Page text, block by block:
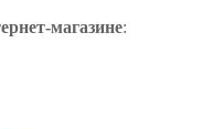
магазине: